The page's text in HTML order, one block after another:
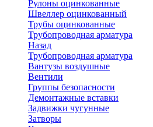
Рулоны оцинкованные
Швеллер оцинкованный
Трубы оцинкованные
Трубопроводная арматура
Назад
Трубопроводная арматура
Вантузы воздушные
Вентили
Группы безопасности
Демонтажные вставки
Задвижки чугунные
Затворы